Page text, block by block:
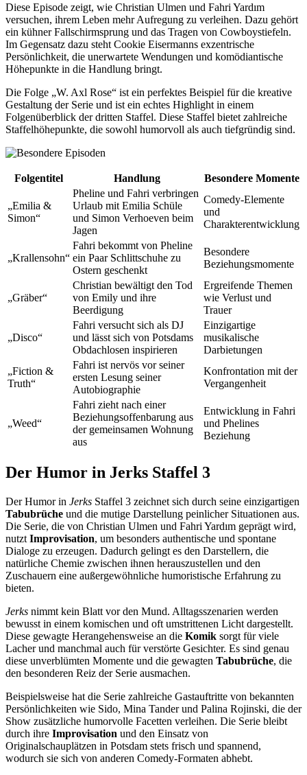
Diese Episode zeigt, wie Christian Ulmen und Fahri Yardım
versuchen, ihrem Leben mehr Aufregung zu verleihen. Dazu gehört
ein kühner Fallschirmsprung und das Tragen von Cowboystiefeln.
Im Gegensatz dazu steht Cookie Eisermanns exzentrische
Persönlichkeit, die unerwartete Wendungen und komödiantische
Höhepunkte in die Handlung bringt.
Die Folge „W. Axl Rose“ ist ein perfektes Beispiel für die kreative
Gestaltung der Serie und ist ein echtes Highlight in einem
Folgenüberblick der dritten Staffel. Diese Staffel bietet zahlreiche
Staffelhöhepunkte, die sowohl humorvoll als auch tiefgründig sind.
Folgentitel Handlung Besondere Momente
„Emilia &
Simon“
Pheline und Fahri verbringen
Urlaub mit Emilia Schüle
und Simon Verhoeven beim
Jagen
Comedy-Elemente
und
Charakterentwicklung
„Krallensohn“
Fahri bekommt von Pheline
ein Paar Schlittschuhe zu
Ostern geschenkt
Besondere
Beziehungsmomente
„Gräber“
Christian bewältigt den Tod
von Emily und ihre
Beerdigung
Ergreifende Themen
wie Verlust und
Trauer
„Disco“
Fahri versucht sich als DJ
und lässt sich von Potsdams
Obdachlosen inspirieren
Einzigartige
musikalische
Darbietungen
„Fiction &
Truth“
Fahri ist nervös vor seiner
ersten Lesung seiner
Autobiographie
Konfrontation mit der
Vergangenheit
„Weed“
Fahri zieht nach einer
Beziehungsoffenbarung aus
der gemeinsamen Wohnung
aus
Entwicklung in Fahri
und Phelines
Beziehung
Der Humor in Jerks Staffel 3
Der Humor in Jerks Staffel 3 zeichnet sich durch seine einzigartigen
Tabubrüche und die mutige Darstellung peinlicher Situationen aus.
Die Serie, die von Christian Ulmen und Fahri Yardım geprägt wird,
nutzt Improvisation, um besonders authentische und spontane
Dialoge zu erzeugen. Dadurch gelingt es den Darstellern, die
natürliche Chemie zwischen ihnen herauszustellen und den
Zuschauern eine außergewöhnliche humoristische Erfahrung zu
bieten.
Jerks nimmt kein Blatt vor den Mund. Alltagsszenarien werden
bewusst in einem komischen und oft umstrittenen Licht dargestellt.
Diese gewagte Herangehensweise an die Komik sorgt für viele
Lacher und manchmal auch für verstörte Gesichter. Es sind genau
diese unverblümten Momente und die gewagten Tabubrüche, die
den besonderen Reiz der Serie ausmachen.
Beispielsweise hat die Serie zahlreiche Gastauftritte von bekannten
Persönlichkeiten wie Sido, Mina Tander und Palina Rojinski, die der
Show zusätzliche humorvolle Facetten verleihen. Die Serie bleibt
durch ihre Improvisation und den Einsatz von
Originalschauplätzen in Potsdam stets frisch und spannend,
wodurch sie sich von anderen Comedy-Formaten abhebt.